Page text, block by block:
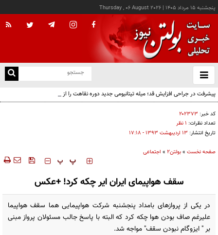
پنجشنبه ۱۵ مرداد ۱۴۰۵ |
Thursday , 06 August 2026
باز
و
پیشرفت در جراحی افزایش قد؛ میله تیتانیومی جدید دوره نقاهت را از چند ماه به چند هفته
کاهش می‌دهد
کد خبر: ۲۰۲۳۷۳
تعداد نظرات: ۱ نظر
تاریخ انتشار: ۱۳ ارديبهشت ۱۳۹۳ - ۱۷:۱۸
صفحه نخست »بولتن2 » اجتماعی
‍‍‍ پ پ
سقف هواپیمای ایران‌ ایر چکه کرد! +عکس
در یکی از پروازهای بامداد پنجشنبه شرکت هواپیمایی هما سقف هواپیما
علیرغم صاف بودن هوا چکه کرد که البته با پاسخ جالب مسئولان پرواز مبنی
بر " ایزوگام نبودن سقف" مواجه شد.